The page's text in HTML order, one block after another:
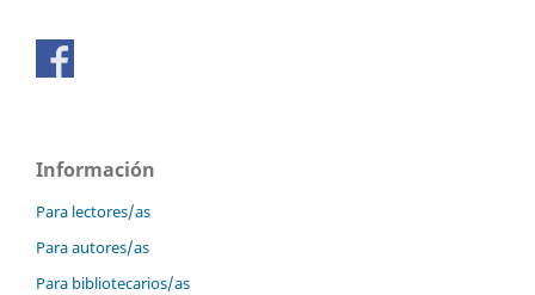
Información
Para lectores/as
Para autores/as
Para bibliotecarios/as